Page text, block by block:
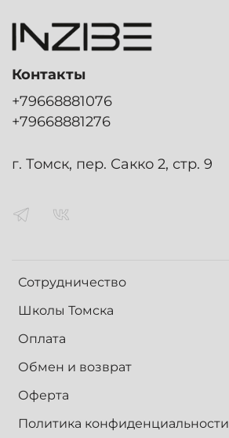
Сотрудничество
Школы Томска
Оплата
Обмен и возврат
Оферта
Политика конфиденциальности
Контакты
+79668881076
+79668881276
г. Томск, пер. Сакко 2, стр. 9